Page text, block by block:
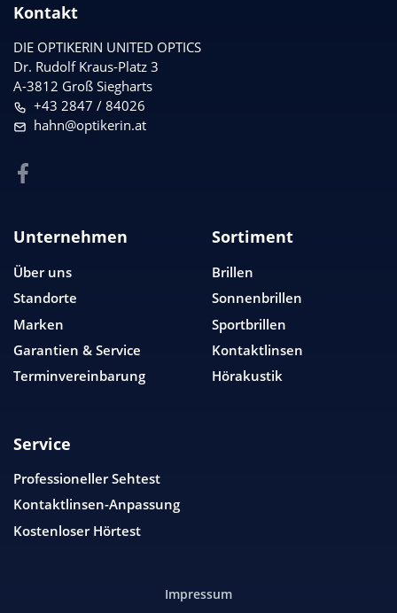
Kontakt
DIE OPTIKERIN UNITED OPTICS
Dr. Rudolf Kraus-Platz 3
A-3812 Groß Siegharts
+43 2847 / 84026
hahn@optikerin.at
Unternehmen
Über uns
Standorte
Marken
Garantien & Service
Terminvereinbarung
Sortiment
Brillen
Sonnenbrillen
Sportbrillen
Kontaktlinsen
Hörakustik
Service
Professioneller Sehtest
Kontaktlinsen-Anpassung
Kostenloser Hörtest
Impressum